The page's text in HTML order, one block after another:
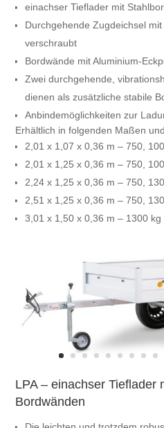
einachser Tieflader mit
Durchgehende Zugdeichsel
verschraubt
Bordwände mit Aluminium-
Zwei durchgehende,
dienen als zusätzliche stabile
Anbindemöglichkeiten zur
Erhältlich in folgenden Maßen
2,01 x 1,07 x 0,36 m – 750,
2,01 x 1,25 x 0,36 m – 750,
2,24 x 1,25 x 0,36 m – 750,
2,51 x 1,25 x 0,36 m – 750,
3,01 x 1,50 x 0,36 m – 1300 kg
LPA – einachser Tieflader
Bordwänden